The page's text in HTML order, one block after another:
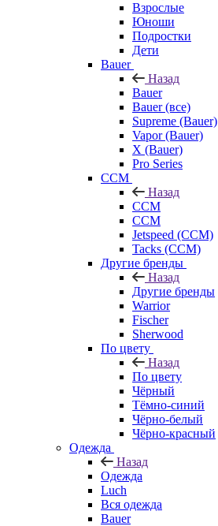
Взрослые
Юноши
Подростки
Дети
Bauer
Назад
Bauer
Bauer (все)
Supreme (Bauer)
Vapor (Bauer)
X (Bauer)
Pro Series
CCM
Назад
CCM
CCM
Jetspeed (CCM)
Tacks (CCM)
Другие бренды
Назад
Другие бренды
Warrior
Fischer
Sherwood
По цвету
Назад
По цвету
Чёрный
Тёмно-синий
Чёрно-белый
Чёрно-красный
Одежда
Назад
Одежда
Luch
Вся одежда
Bauer